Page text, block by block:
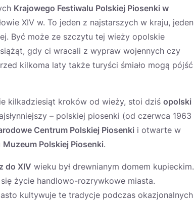
Krajowego Festiwalu Polskiej Piosenki w
XIV w. To jeden z najstarszych w kraju, jeden
Być może ze szczytu tej wieży opolskie
gdy ci wracali z wypraw wojennych czy
kilkoma laty także turyści śmiało mogą pójść
kilkadziesiąt kroków od wieży, stoi dziś opolski
– polskiej piosenki (od czerwca 1963
Centrum Polskiej Piosenki i otwarte w
Muzeum Polskiej Piosenki.
do XIV wieku był drewnianym domem kupieckim.
życie handlowo-rozrywkowe miasta.
kultywuje te tradycje podczas okazjonalnych